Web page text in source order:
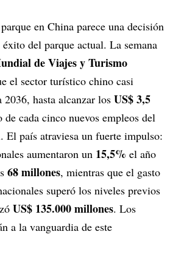
en China parece una decisión
del parque actual. La semana
de Viajes y Turismo
el sector turístico chino casi
hasta alcanzar los US$ 3,5
de cada cinco nuevos empleos del
El país atraviesa un fuerte impulso:
aumentaron un 15,5% el año
68 millones, mientras que el gasto
superó los niveles previos
US$ 135.000 millones. Los
a la vanguardia de este